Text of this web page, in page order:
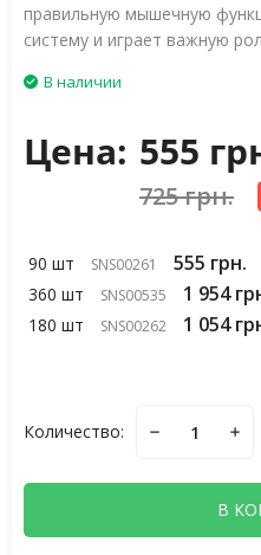
правильную мышечную
систему и играет важную
В наличии
Цена: 555
725 грн.
90 шт SNS00261 555 грн.
360 шт SNS00535 1 954
180 шт SNS00262 1 054
Количество:
В